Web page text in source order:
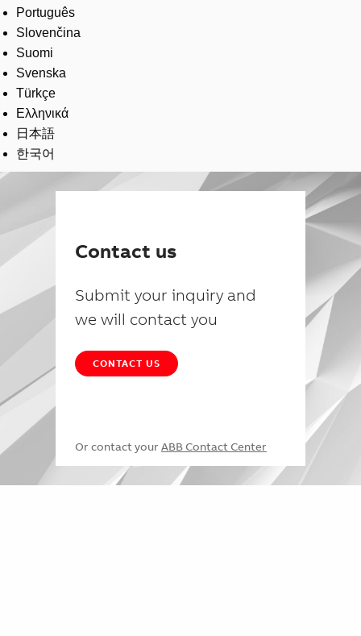
Português
Slovenčina
Suomi
Svenska
Türkçe
Ελληνικά
日本語
한국어
Contact us
Submit your inquiry and
we will contact you
CONTACT US
Or contact your ABB Contact Center